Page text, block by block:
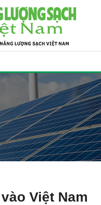
Việt Nam